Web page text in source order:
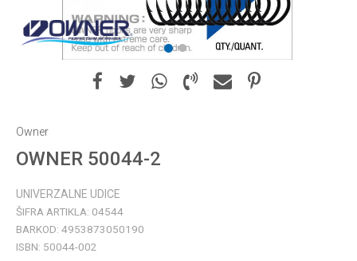
1 2
Owner
OWNER 50044-2
UNIVERZALNE UDICE
ŠIFRA ARTIKLA: 04544
BARKOD: 4953873050190
ISBN: 50044-002